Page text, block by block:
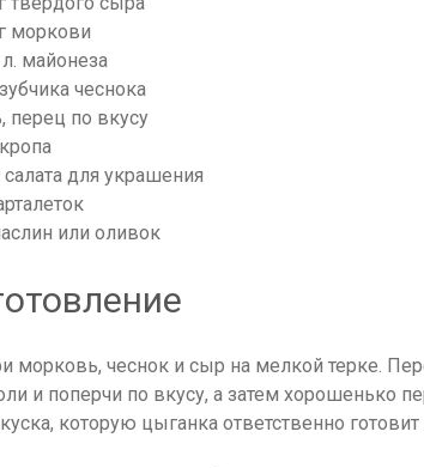
моркови
л. майонеза
чеснока
перец по вкусу
салата для украшения
или оливок
морковь, чеснок и сыр на мелкой терке.
и поперчи по вкусу, а затем хорошенько